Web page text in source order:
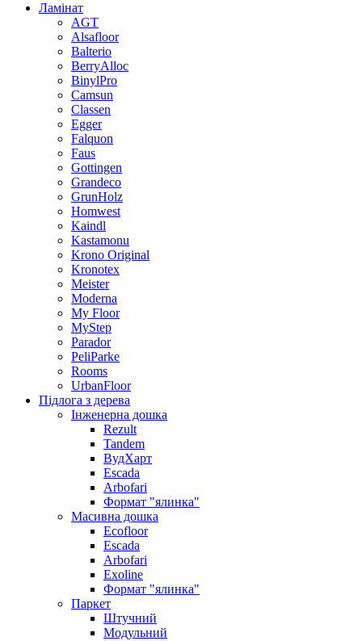
Ламінат
AGT
Alsafloor
Balterio
BerryAlloc
BinylPro
Camsun
Classen
Egger
Falquon
Faus
Gottingen
Grandeco
GrunHolz
Homwest
Kaindl
Kastamonu
Krono Original
Kronotex
Meister
Moderna
My Floor
MyStep
Parador
PeliParke
Rooms
UrbanFloor
Підлога з дерева
Інженерна дошка
Rezult
Tandem
ВудХарт
Escada
Arbofari
Формат "ялинка"
Масивна дошка
Ecofloor
Escada
Arbofari
Exoline
Формат "ялинка"
Паркет
Штучний
Модульний